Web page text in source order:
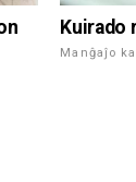
Kuirado
Manĝaĵo